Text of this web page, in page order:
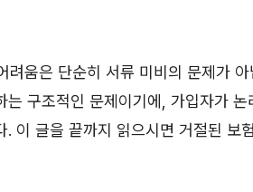
려움은 단순히 서류 미비의 문제가
구조적인 문제이기에, 가입자가 논
이 글을 끝까지 읽으시면 거절된 보